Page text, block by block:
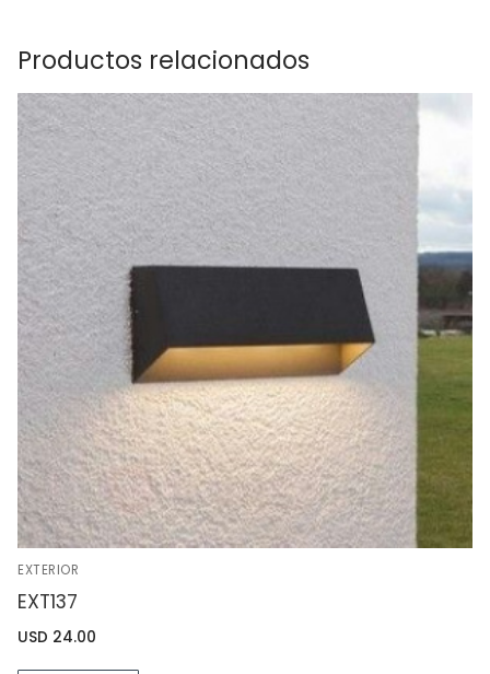
Productos relacionados
EXTERIOR
EXT137
USD 24.00